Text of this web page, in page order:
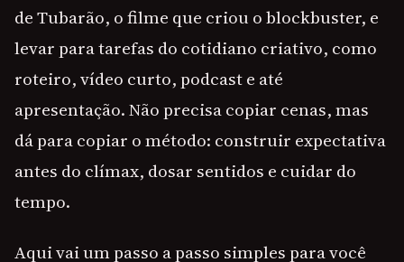
de Tubarão, o filme que criou o blockbuster, e
levar para tarefas do cotidiano criativo, como
roteiro, vídeo curto, podcast e até
apresentação. Não precisa copiar cenas, mas
dá para copiar o método: construir expectativa
antes do clímax, dosar sentidos e cuidar do
tempo.
Aqui vai um passo a passo simples para você